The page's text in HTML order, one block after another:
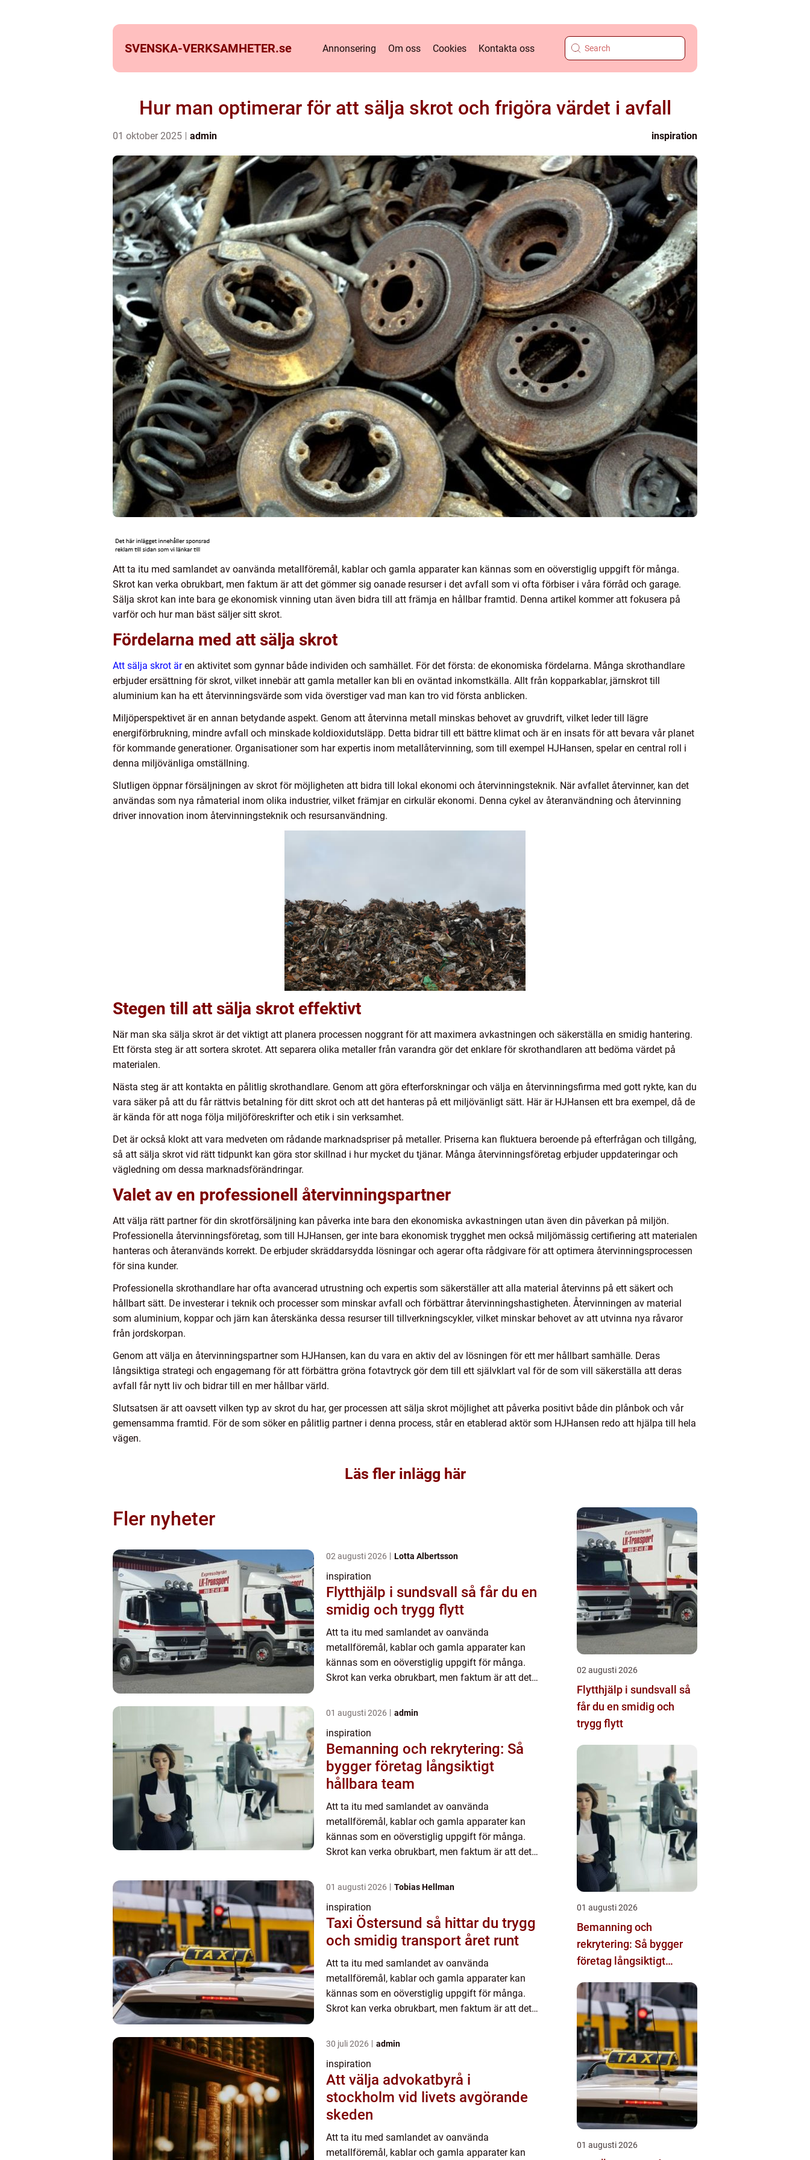
SVENSKA-VERKSAMHETER.se Annonsering Om oss Cookies Kontakta oss
Hur man optimerar för att sälja skrot och frigöra värdet i avfall
01 oktober 2025 admin inspiration
Att ta itu med samlandet av oanvända metallföremål, kablar och gamla apparater kan kännas som en oöverstiglig uppgift för många.
Skrot kan verka obrukbart, men faktum är att det gömmer sig oanade resurser i det avfall som vi ofta förbiser i våra förråd och garage.
Sälja skrot kan inte bara ge ekonomisk vinning utan även bidra till att främja en hållbar framtid. Denna artikel kommer att fokusera på
varför och hur man bäst säljer sitt skrot.
Fördelarna med att sälja skrot
Att sälja skrot ären aktivitet som gynnar både individen och samhället. För det första: de ekonomiska fördelarna. Många skrothandlare
erbjuder ersättning för skrot, vilket innebär att gamla metaller kan bli en oväntad inkomstkälla. Allt från kopparkablar, järnskrot till
aluminium kan ha ett återvinningsvärde som vida överstiger vad man kan tro vid första anblicken.
Miljöperspektivet är en annan betydande aspekt. Genom att återvinna metall minskas behovet av gruvdrift, vilket leder till lägre
energiförbrukning, mindre avfall och minskade koldioxidutsläpp. Detta bidrar till ett bättre klimat och är en insats för att bevara vår planet
för kommande generationer. Organisationer som har expertis inom metallåtervinning, som till exempel HJHansen, spelar en central roll i
denna miljövänliga omställning.
Slutligen öppnar försäljningen av skrot för möjligheten att bidra till lokal ekonomi och återvinningsteknik. När avfallet återvinner, kan det
användas som nya råmaterial inom olika industrier, vilket främjar en cirkulär ekonomi. Denna cykel av återanvändning och återvinning
driver innovation inom återvinningsteknik och resursanvändning.
Stegen till att sälja skrot effektivt
När man ska sälja skrot är det viktigt att planera processen noggrant för att maximera avkastningen och säkerställa en smidig hantering.
Ett första steg är att sortera skrotet. Att separera olika metaller från varandra gör det enklare för skrothandlaren att bedöma värdet på
materialen.
Nästa steg är att kontakta en pålitlig skrothandlare. Genom att göra efterforskningar och välja en återvinningsfirma med gott rykte, kan du
vara säker på att du får rättvis betalning för ditt skrot och att det hanteras på ett miljövänligt sätt. Här är HJHansen ett bra exempel, då de
är kända för att noga följa miljöföreskrifter och etik i sin verksamhet.
Det är också klokt att vara medveten om rådande marknadspriser på metaller. Priserna kan fluktuera beroende på efterfrågan och tillgång,
så att sälja skrot vid rätt tidpunkt kan göra stor skillnad i hur mycket du tjänar. Många återvinningsföretag erbjuder uppdateringar och
vägledning om dessa marknadsförändringar.
Valet av en professionell återvinningspartner
Att välja rätt partner för din skrotförsäljning kan påverka inte bara den ekonomiska avkastningen utan även din påverkan på miljön.
Professionella återvinningsföretag, som till HJHansen, ger inte bara ekonomisk trygghet men också miljömässig certifiering att materialen
hanteras och återanvänds korrekt. De erbjuder skräddarsydda lösningar och agerar ofta rådgivare för att optimera återvinningsprocessen
för sina kunder.
Professionella skrothandlare har ofta avancerad utrustning och expertis som säkerställer att alla material återvinns på ett säkert och
hållbart sätt. De investerar i teknik och processer som minskar avfall och förbättrar återvinningshastigheten. Återvinningen av material
som aluminium, koppar och järn kan återskänka dessa resurser till tillverkningscykler, vilket minskar behovet av att utvinna nya råvaror
från jordskorpan.
Genom att välja en återvinningspartner som HJHansen, kan du vara en aktiv del av lösningen för ett mer hållbart samhälle. Deras
långsiktiga strategi och engagemang för att förbättra gröna fotavtryck gör dem till ett självklart val för de som vill säkerställa att deras
avfall får nytt liv och bidrar till en mer hållbar värld.
Slutsatsen är att oavsett vilken typ av skrot du har, ger processen att sälja skrot möjlighet att påverka positivt både din plånbok och vår
gemensamma framtid. För de som söker en pålitlig partner i denna process, står en etablerad aktör som HJHansen redo att hjälpa till hela
vägen.
Läs fler inlägg här
Fler nyheter
02 augusti 2026 Lotta Albertsson
inspiration
Flytthjälp i sundsvall så får du en
smidig och trygg flytt
Att ta itu med samlandet av oanvända
metallföremål, kablar och gamla apparater kan
kännas som en oöverstiglig uppgift för många.
Skrot kan verka obrukbart, men faktum är att det
01 augusti 2026 admin
inspiration
Bemanning och rekrytering: Så
bygger företag långsiktigt
hållbara team
Att ta itu med samlandet av oanvända
metallföremål, kablar och gamla apparater kan
kännas som en oöverstiglig uppgift för många.
Skrot kan verka obrukbart, men faktum är att det
01 augusti 2026 Tobias Hellman
inspiration
Taxi Östersund så hittar du trygg
och smidig transport året runt
Att ta itu med samlandet av oanvända
metallföremål, kablar och gamla apparater kan
kännas som en oöverstiglig uppgift för många.
Skrot kan verka obrukbart, men faktum är att det
30 juli 2026 admin
inspiration
Att välja advokatbyrå i
stockholm vid livets avgörande
skeden
Att ta itu med samlandet av oanvända
metallföremål, kablar och gamla apparater kan
02 augusti 2026
Flytthjälp i sundsvall så
får du en smidig och
trygg flytt
01 augusti 2026
Bemanning och
rekrytering: Så bygger
företag långsiktigt
01 augusti 2026